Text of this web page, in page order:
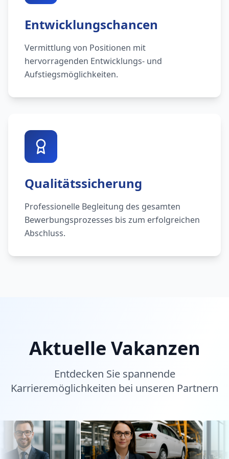
Entwicklungschancen
Vermittlung von Positionen mit
hervorragenden Entwicklungs- und
Aufstiegsmöglichkeiten.
Qualitätssicherung
Professionelle Begleitung des gesamten
Bewerbungsprozesses bis zum erfolgreichen
Abschluss.
Aktuelle Vakanzen
Entdecken Sie spannende
Karrieremöglichkeiten bei unseren Partnern